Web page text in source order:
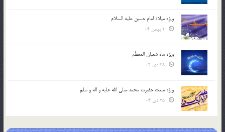
ویژه میلاد امام حسین علیه السلام
ویژه ماه شعبان المعظّم
ویژه مبعث حضرت محمد صلی الله علیه و اله و سلم